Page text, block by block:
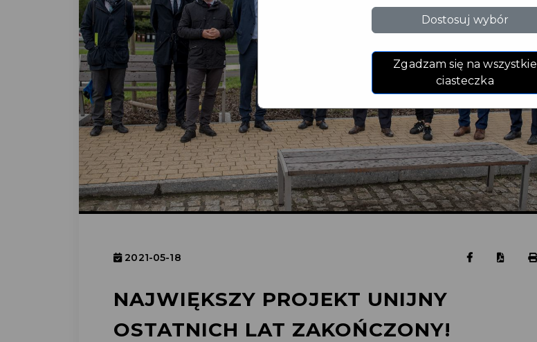
2021-05-18
NAJWIĘKSZY PROJEKT UNIJNY
OSTATNICH LAT ZAKOŃCZONY!
Dostosuj wybór
Zgadzam się na wszystkie
ciasteczka